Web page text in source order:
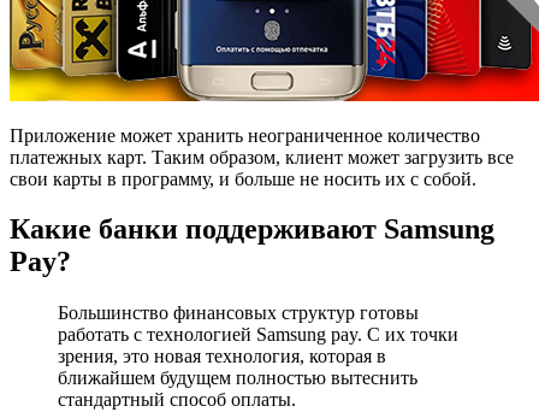
Приложение может хранить неограниченное количество
платежных карт. Таким образом, клиент может загрузить все
свои карты в программу, и больше не носить их с собой.
Какие банки поддерживают Samsung
Pay?
Большинство финансовых структур готовы
работать с технологией Samsung pay. С их точки
зрения, это новая технология, которая в
ближайшем будущем полностью вытеснить
стандартный способ оплаты.